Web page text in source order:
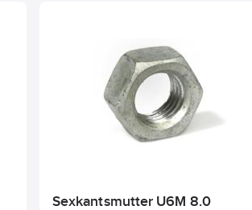
Sexkantsmutter U6M 8.0